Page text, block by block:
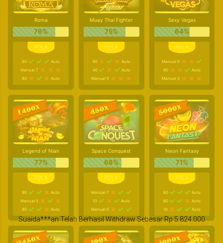
Roma
76%
60
Auto
Manual 7
80
Auto
Muay Thai Fighter
75%
90
Auto
40
Auto
Manual 5
Sexy Vegas
64%
Manual 9
90
Auto
Manual 3
Legend of Nian
77%
90
Auto
Manual 5
80
Auto
Space Conquest
68%
Manual 7
10
Auto
Manual 5
Neon Fantasy
71%
80
Auto
80
Auto
10
Auto
Suaida***an Telah Berhasil Withdraw Sebesar Rp 5.824.000